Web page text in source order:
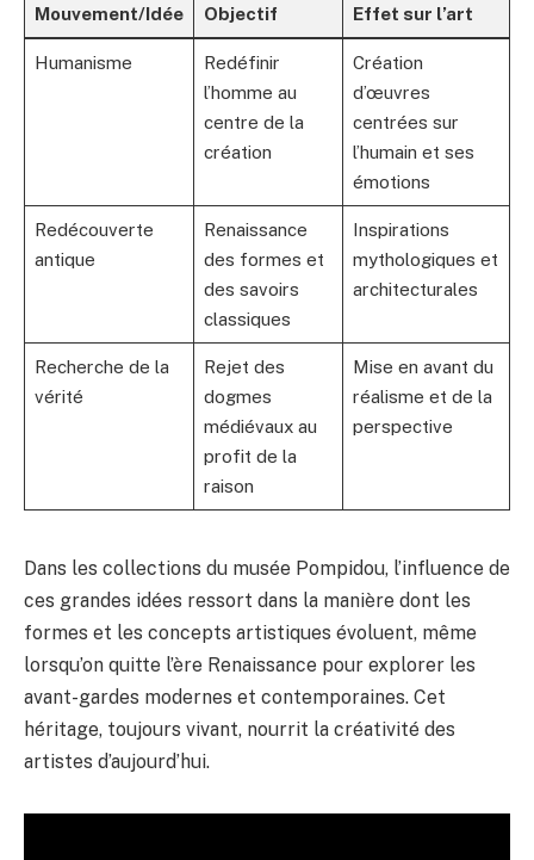
Mouvement/Idée Objectif Effet sur l’art
Humanisme
Redéfinir
l’homme au
centre de la
création
Création
d’œuvres
centrées sur
l’humain et ses
émotions
Redécouverte
antique
Renaissance
des formes et
des savoirs
classiques
Inspirations
mythologiques et
architecturales
Recherche de la
vérité
Rejet des
dogmes
médiévaux au
profit de la
raison
Mise en avant du
réalisme et de la
perspective
Dans les collections du musée Pompidou, l’influence de
ces grandes idées ressort dans la manière dont les
formes et les concepts artistiques évoluent, même
lorsqu’on quitte l’ère Renaissance pour explorer les
avant-gardes modernes et contemporaines. Cet
héritage, toujours vivant, nourrit la créativité des
artistes d’aujourd’hui.